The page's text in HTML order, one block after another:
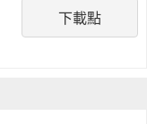
下載點